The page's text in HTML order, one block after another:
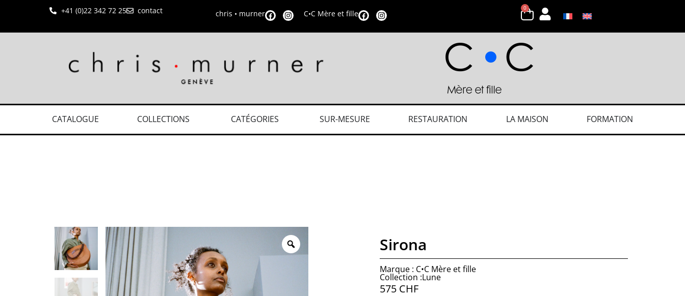
+41 (0)22 342 72 25 contact chris • murner C•C Mère et fille
0
CATALOGUE COLLECTIONS CATÉGORIES SUR-MESURE RESTAURATION LA MAISON FORMATION
Sirona
Marque : C•C Mère et fille
Collection :Lune
575 CHF